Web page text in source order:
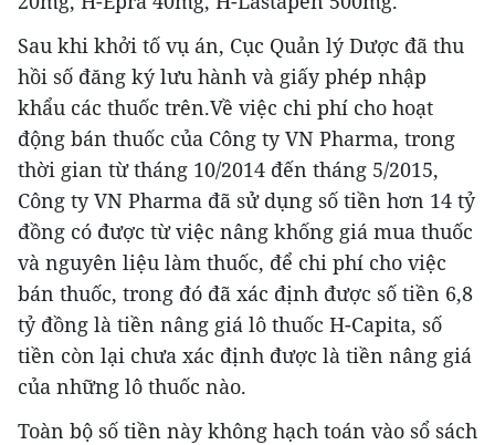
Sau khi khởi tố vụ án, Cục Quản lý Dược đã thu
hồi số đăng ký lưu hành và giấy phép nhập
khẩu các thuốc trên.Về việc chi phí cho hoạt
động bán thuốc của Công ty VN Pharma, trong
thời gian từ tháng 10/2014 đến tháng 5/2015,
Công ty VN Pharma đã sử dụng số tiền hơn 14 tỷ
đồng có được từ việc nâng khống giá mua thuốc
và nguyên liệu làm thuốc, để chi phí cho việc
bán thuốc, trong đó đã xác định được số tiền 6,8
tỷ đồng là tiền nâng giá lô thuốc H-Capita, số
tiền còn lại chưa xác định được là tiền nâng giá
của những lô thuốc nào.
Toàn bộ số tiền này không hạch toán vào sổ sách